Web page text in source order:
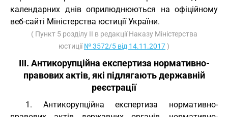
календарних днів оприлюднюються на офіційному
веб-сайті Міністерства юстиції України.
( Пункт 5 розділу II в редакції Наказу Міністерства
юстиції№ 3572/5 від 14.11.2017)
III. Антикорупційна експертиза нормативно-
правових актів, які підлягають державній
реєстрації
1. Антикорупційна експертиза нормативно-